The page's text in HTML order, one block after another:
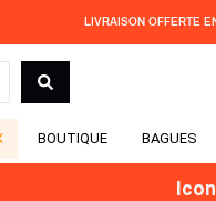
LIVRAISON OFFERTE
BOUTIQUE BAGUES